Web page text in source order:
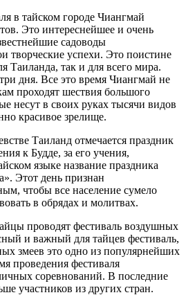
в тайском городе Чиангмай
Это интереснейшее и очень
садоводы
творческие успехи. Это поистине
Таиланда, так и для всего мира.
дня. Все это время Чиангмай не
проходят шествия большого
несут в своих руках тысячи видов
красивое зрелище.
Таиланд отмечается праздник
к Будде, за его учения,
языке название праздника
Этот день признан
чтобы все население сумело
в обрядах и молитвах.
проводят фестиваль воздушных
и важный для тайцев фестиваль,
змеев это одно из популярнейших
проведения фестиваля
соревнований. В последние
участников из других стран.